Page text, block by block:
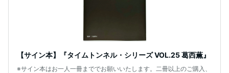
【サイン本】『タイムトンネル・シリーズ VOL.25 葛西薫』
※サイン本はお一人一冊まででお願いいたします。二冊以上のご購入、